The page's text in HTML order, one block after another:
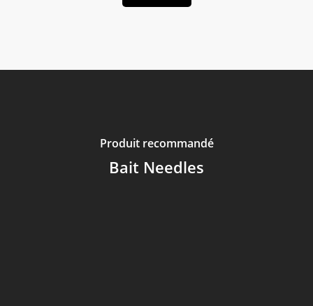
Produit recommandé
Bait Needles